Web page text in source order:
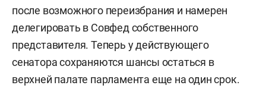
после возможного переизбрания и намерен
делегировать в Совфед собственного
представителя. Теперь у действующего
сенатора сохраняются шансы остаться в
верхней палате парламента еще на один срок.